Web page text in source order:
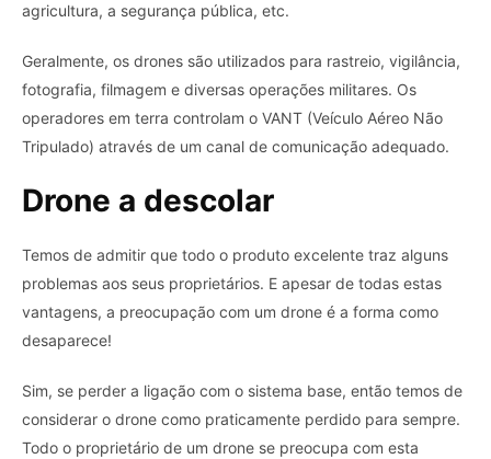
agricultura, a segurança pública, etc.
Geralmente, os drones são utilizados para rastreio, vigilância,
fotografia, filmagem e diversas operações militares. Os
operadores em terra controlam o VANT (Veículo Aéreo Não
Tripulado) através de um canal de comunicação adequado.
Drone a descolar
Temos de admitir que todo o produto excelente traz alguns
problemas aos seus proprietários. E apesar de todas estas
vantagens, a preocupação com um drone é a forma como
desaparece!
Sim, se perder a ligação com o sistema base, então temos de
considerar o drone como praticamente perdido para sempre.
Todo o proprietário de um drone se preocupa com esta